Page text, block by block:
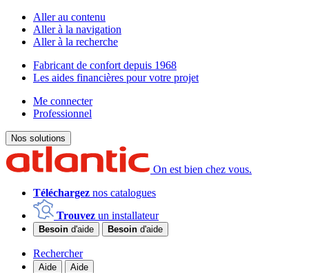
Aller au contenu
Aller à la navigation
Aller à la recherche
Fabricant de confort depuis 1968
Les aides financières pour votre projet
Me connecter
Professionnel
Nos solutions
On est bien chez vous.
Téléchargez nos catalogues
Trouvez un installateur
Besoin d'aide Besoin d'aide
Rechercher
Aide Aide